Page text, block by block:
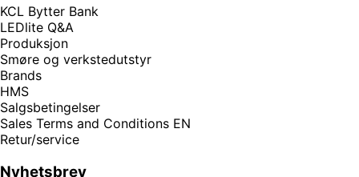
KCL Bytter Bank
LEDlite Q&A
Produksjon
Smøre og verkstedutstyr
Brands
HMS
Salgsbetingelser
Sales Terms and Conditions EN
Retur/service
Nyhetsbrev